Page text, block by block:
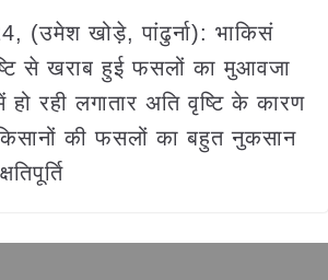
(उमेश खोड़े, पांढुर्ना): भाकिसं
से खराब हुई फसलों का मुआवजा
हो रही लगातार अति वृष्टि के कारण
की फसलों का बहुत नुकसान